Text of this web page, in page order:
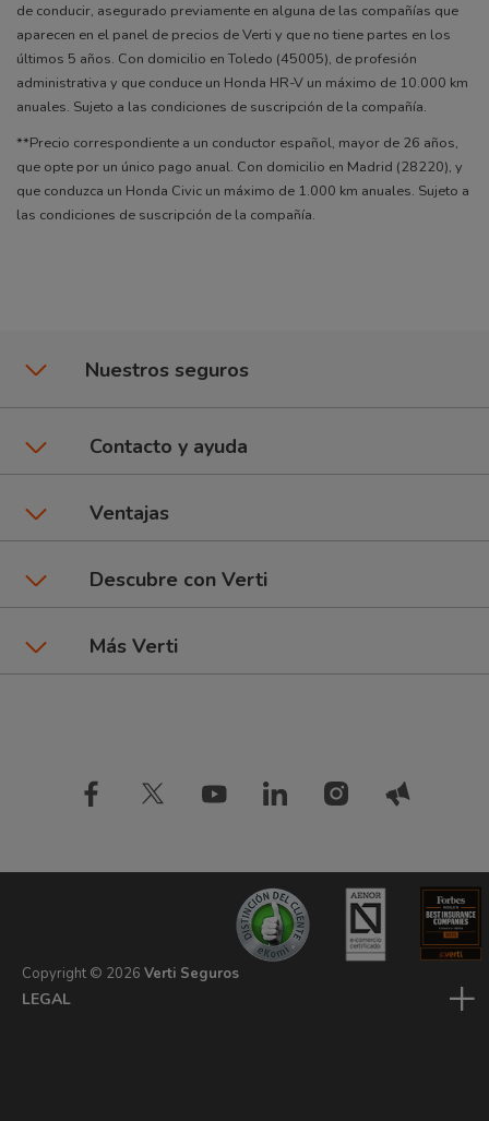
de conducir, asegurado previamente en alguna de las compañías que
aparecen en el panel de precios de Verti y que no tiene partes en los
últimos 5 años. Con domicilio en Toledo (45005), de profesión
administrativa y que conduce un Honda HR-V un máximo de 10.000 km
anuales. Sujeto a las condiciones de suscripción de la compañía.
**Precio correspondiente a un conductor español, mayor de 26 años,
que opte por un único pago anual. Con domicilio en Madrid (28220), y
que conduzca un Honda Civic un máximo de 1.000 km anuales. Sujeto a
las condiciones de suscripción de la compañía.
Nuestros seguros
Seguros de coche
Seguros de moto
6Ruedas: Coche + Moto
Seguros de Hogar
Contacto y ayuda
Asistencia y contacto
Dar un parte
Preguntas frecuentes
Ventajas
Promociones y beneficios
Tipos de pago
Descubre con Verti
Seguros por marca de coche
Diccionario de seguros
Más Verti
Opiniones Verti
Ahorra con Verti Driver
LEGAL
Copyright © 2026 Verti Seguros